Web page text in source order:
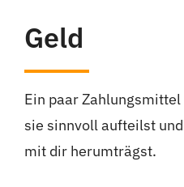
Geld
Ein paar
sie sinnvoll aufteilst
mit dir herumträgst.